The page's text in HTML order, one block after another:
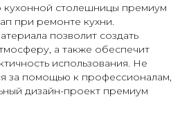
кухонной столешницы премиум
при ремонте кухни.
позволит создать
а также обеспечит
использования. Не
за помощью к профессионалам,
дизайн-проект премиум